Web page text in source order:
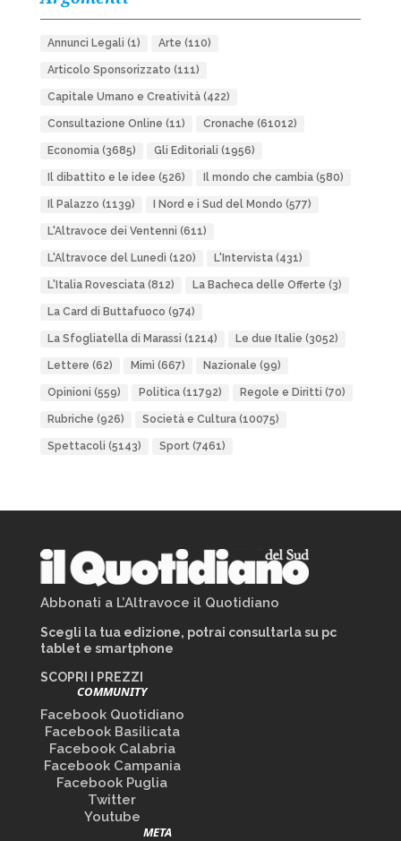
Annunci Legali (1) Arte (110)
Articolo Sponsorizzato (111)
Capitale Umano e Creatività(422)
Consultazione Online (11) Cronache (61012)
Economia(3685) Gli Editoriali (1956)
Il dibattito e le idee (526) Il mondo che cambia(580)
Il Palazzo (1139) I Nord e i Sud del Mondo (577)
L'Altravoce dei Ventenni (611)
L'Altravoce del Lunedì (120) L'Intervista(431)
L'Italia Rovesciata(812) La Bacheca delle Offerte (3)
La Card di Buttafuoco (974)
La Sfogliatella di Marassi (1214) Le due Italie (3052)
Lettere (62) Mimì (667) Nazionale (99)
Opinioni (559) Politica(11792) Regole e Diritti (70)
Rubriche (926) Società e Cultura(10075)
Spettacoli (5143) Sport(7461)
Abbonati a L’Altravoce il Quotidiano
Scegli la tua edizione, potrai consultarla su pc
tablet e smartphone
SCOPRI I PREZZI
COMMUNITY
Facebook Quotidiano
Facebook Basilicata
Facebook Calabria
Facebook Campania
Facebook Puglia
Twitter
Youtube
META